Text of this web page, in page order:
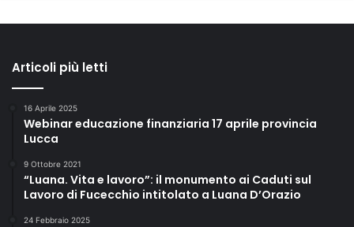
Articoli più letti
16 Aprile 2025
Webinar educazione finanziaria 17 aprile provincia
Lucca
9 Ottobre 2021
“Luana. Vita e lavoro”: il monumento ai Caduti sul
Lavoro di Fucecchio intitolato a Luana D’Orazio
24 Febbraio 2025